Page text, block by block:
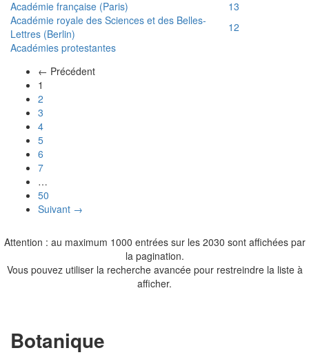
Académie française (Paris)
13
Académie royale des Sciences et des Belles-
Lettres (Berlin)
12
Académies protestantes
← Précédent
1
2
3
4
5
6
7
…
50
Suivant →
Attention : au maximum 1000 entrées sur les 2030 sont affichées par
la pagination.
Vous pouvez utiliser la recherche avancée pour restreindre la liste à
afficher.
Botanique